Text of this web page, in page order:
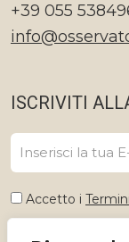
+39 055
ISCRIVITI
Accetto i